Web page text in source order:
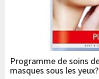
Programme de soins
masques sous les